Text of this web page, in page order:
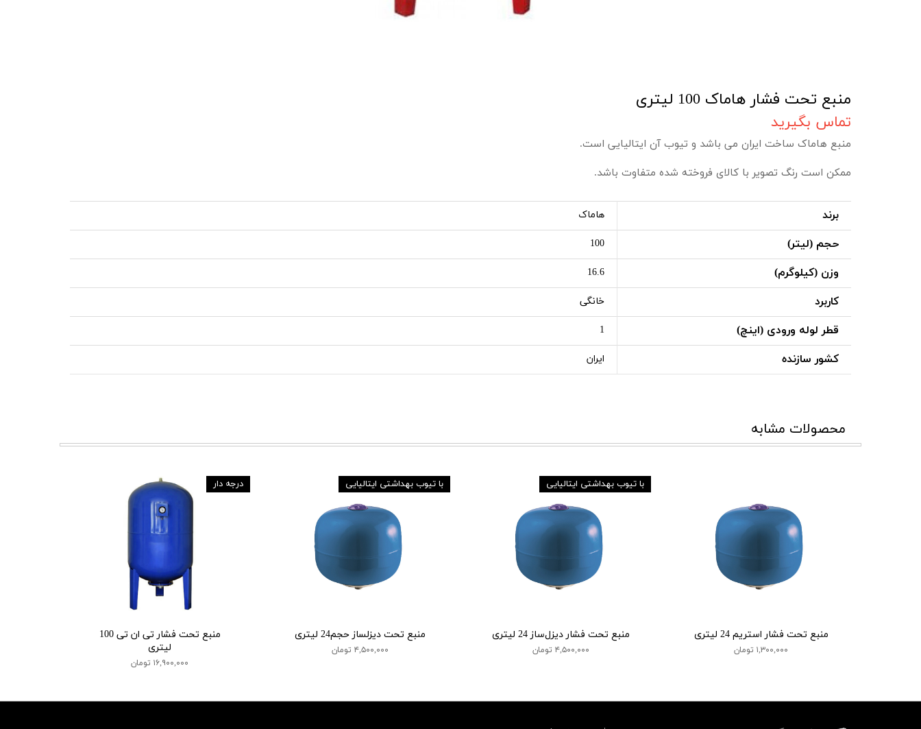
منبع تحت فشار هاماک 100 لیتری
تماس بگیرید
منبع هاماک ساخت ایران می باشد و تیوب آن ایتالیایی است.
ممکن است رنگ تصویر با کالای فروخته شده متفاوت باشد.
برند هاماک
حجم (لیتر) 100
وزن (کیلوگرم) 16.6
کاربرد خانگی
قطر لوله ورودی (اینچ) 1
کشور سازنده ایران
محصولات مشابه
منبع تحت فشار استریم 24 لیتری
۱,۳۰۰,۰۰۰ تومان
منبع تحت فشار دیزل‌ساز 24 لیتری
۴,۵۰۰,۰۰۰ تومان
با تیوب بهداشتی ایتالیایی
منبع تحت دیزلساز حجم24 لیتری
۴,۵۰۰,۰۰۰ تومان
با تیوب بهداشتی ایتالیایی
منبع تحت فشار تی ان تی 100
لیتری
۱۶,۹۰۰,۰۰۰ تومان
درجه دار